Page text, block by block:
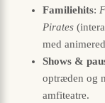
Familiehits:
Pirates
med
Shows &
optræden og
amfiteatre.